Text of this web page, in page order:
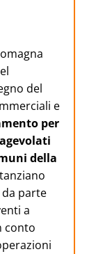
del
e
per
della
parte
a
conto